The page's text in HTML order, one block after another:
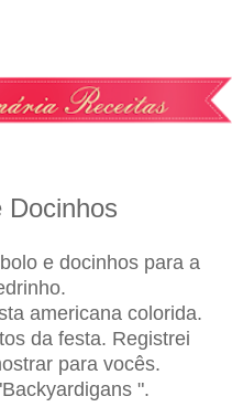
Docinhos
e docinhos para a
americana colorida.
da festa. Registrei
para vocês.
".